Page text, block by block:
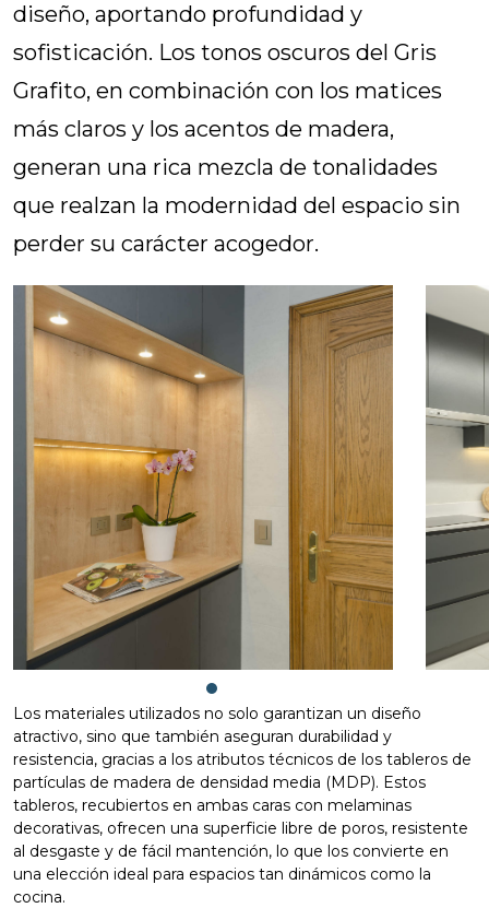
diseño, aportando profundidad y
sofisticación. Los tonos oscuros del Gris
Grafito, en combinación con los matices
más claros y los acentos de madera,
generan una rica mezcla de tonalidades
que realzan la modernidad del espacio sin
perder su carácter acogedor.
Los materiales utilizados no solo garantizan un diseño
atractivo, sino que también aseguran durabilidad y
resistencia, gracias a los atributos técnicos de los tableros de
partículas de madera de densidad media (MDP). Estos
tableros, recubiertos en ambas caras con melaminas
decorativas, ofrecen una superficie libre de poros, resistente
al desgaste y de fácil mantención, lo que los convierte en
una elección ideal para espacios tan dinámicos como la
cocina.